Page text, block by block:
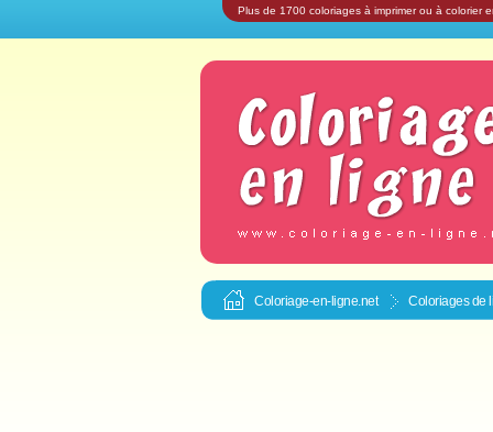
Plus de 1700 coloriages à imprimer ou à colorier
Coloriage-en-ligne.net Coloriages de